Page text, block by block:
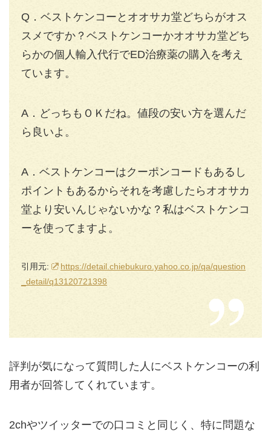
Q．ベストケンコーとオオサカ堂どちらがオス
スメですか？ベストケンコーかオオサカ堂どち
らかの個人輸入代行でED治療薬の購入を考え
ています。
A．どっちもＯＫだね。値段の安い方を選んだ
ら良いよ。
A．ベストケンコーはクーポンコードもあるし
ポイントもあるからそれを考慮したらオオサカ
堂より安いんじゃないかな？私はベストケンコ
ーを使ってますよ。
引用元:
https://detail.chiebukuro.yahoo.co.jp/qa/question
_detail/q13120721398
評判が気になって質問した人にベストケンコーの利
用者が回答してくれています。
2chやツイッターでの口コミと同じく、特に問題な